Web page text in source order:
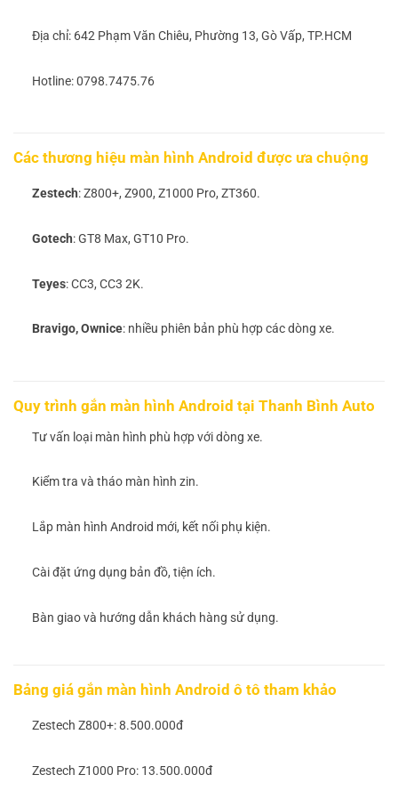
Địa chỉ: 642 Phạm Văn Chiêu, Phường 13, Gò Vấp, TP.HCM
Hotline: 0798.7475.76
Các thương hiệu màn hình Android được ưa chuộng
Zestech: Z800+, Z900, Z1000 Pro, ZT360.
Gotech: GT8 Max, GT10 Pro.
Teyes: CC3, CC3 2K.
Bravigo, Ownice: nhiều phiên bản phù hợp các dòng xe.
Quy trình gắn màn hình Android tại Thanh Bình Auto
Tư vấn loại màn hình phù hợp với dòng xe.
Kiểm tra và tháo màn hình zin.
Lắp màn hình Android mới, kết nối phụ kiện.
Cài đặt ứng dụng bản đồ, tiện ích.
Bàn giao và hướng dẫn khách hàng sử dụng.
Bảng giá gắn màn hình Android ô tô tham khảo
Zestech Z800+: 8.500.000đ
Zestech Z1000 Pro: 13.500.000đ